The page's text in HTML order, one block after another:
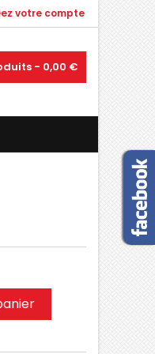
votre compte
- 0,00 €